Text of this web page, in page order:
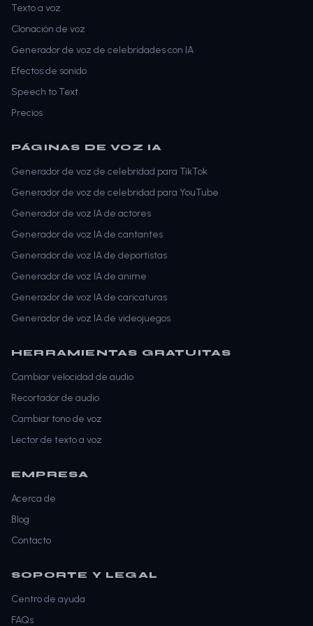
Texto a voz
Clonación de voz
Generador de voz de celebridades con IA
Efectos de sonido
Speech to Text
Precios
PÁGINAS DE VOZ IA
Generador de voz de celebridad para TikTok
Generador de voz de celebridad para YouTube
Generador de voz IA de actores
Generador de voz IA de cantantes
Generador de voz IA de deportistas
Generador de voz IA de anime
Generador de voz IA de caricaturas
Generador de voz IA de videojuegos
HERRAMIENTAS GRATUITAS
Cambiar velocidad de audio
Recortador de audio
Cambiar tono de voz
Lector de texto a voz
EMPRESA
Acerca de
Blog
Contacto
SOPORTE Y LEGAL
Centro de ayuda
FAQs